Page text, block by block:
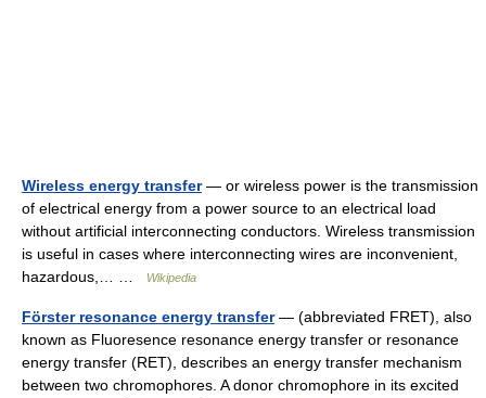
Wireless energy transfer— or wireless power is the transmission
of electrical energy from a power source to an electrical load
without artificial interconnecting conductors. Wireless transmission
is useful in cases where interconnecting wires are inconvenient,
hazardous,… …
Wikipedia
Förster resonance energy transfer— (abbreviated FRET), also
known as Fluoresence resonance energy transfer or resonance
energy transfer (RET), describes an energy transfer mechanism
between two chromophores. A donor chromophore in its excited